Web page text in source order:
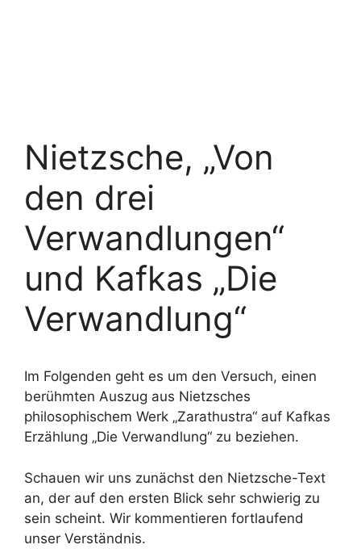
Nietzsche, „Von
den drei
Verwandlungen“
und Kafkas „Die
Verwandlung“
Im Folgenden geht es um den Versuch, einen
berühmten Auszug aus Nietzsches
philosophischem Werk „Zarathustra“ auf Kafkas
Erzählung „Die Verwandlung“ zu beziehen.
Schauen wir uns zunächst den Nietzsche-Text
an, der auf den ersten Blick sehr schwierig zu
sein scheint. Wir kommentieren fortlaufend
unser Verständnis.